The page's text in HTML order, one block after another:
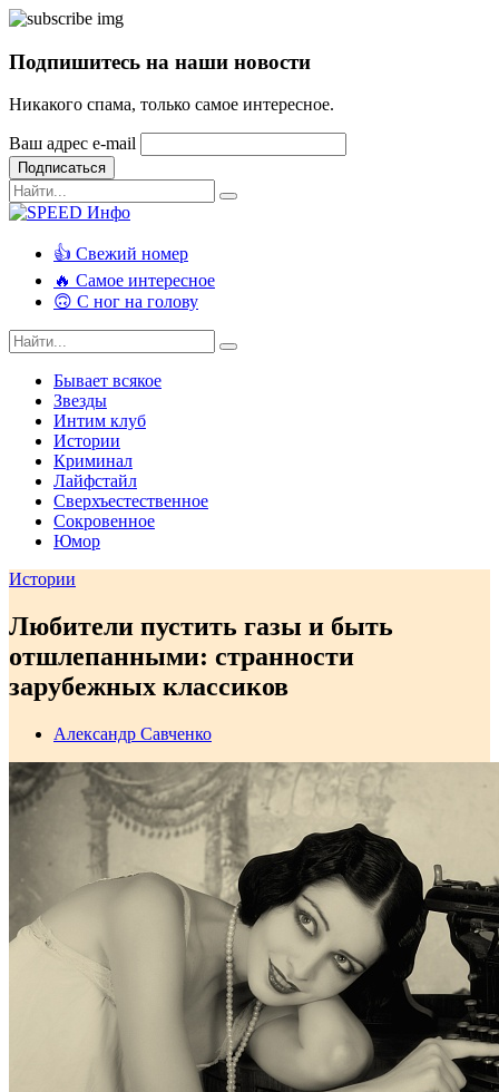
Подпишитесь на наши новости
Никакого спама, только самое интересное.
Ваш адрес e-mail
Подписаться
👍 Свежий номер
🔥 Самое интересное
🙃 С ног на голову
Бывает всякое
Звезды
Интим клуб
Истории
Криминал
Лайфстайл
Сверхъестественное
Сокровенное
Юмор
Истории
Любители пустить газы и быть
отшлепанными: странности
зарубежных классиков
Александр Савченко